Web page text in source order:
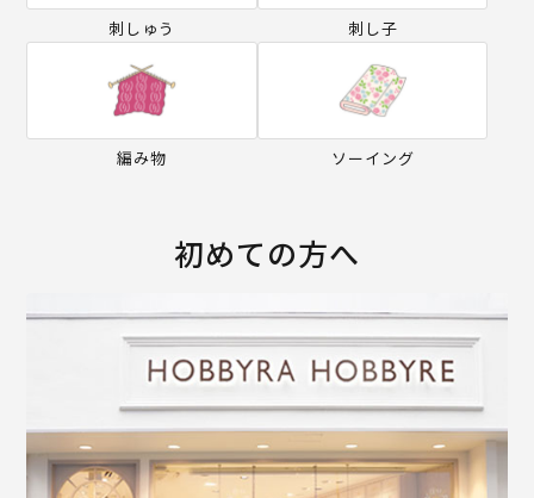
刺しゅう 刺し子
編み物 ソーイング
初めての方へ